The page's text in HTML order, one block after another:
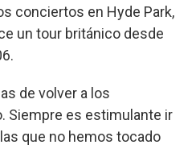
conciertos en Hyde Park,
un tour británico desde
de volver a los
Siempre es estimulante ir
que no hemos tocado